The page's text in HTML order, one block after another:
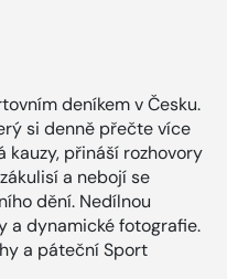
deníkem v Česku.
si denně přečte více
kauzy, přináší rozhovory
a nebojí se
dění. Nedílnou
a dynamické fotografie.
a páteční Sport